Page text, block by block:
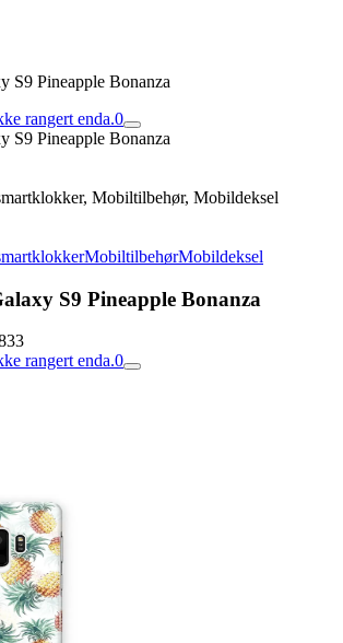
S9 Pineapple Bonanza
rangert enda.0
S9 Pineapple Bonanza
Mobiltilbehør, Mobildeksel
MobiltilbehørMobildeksel
S9 Pineapple Bonanza
rangert enda.0